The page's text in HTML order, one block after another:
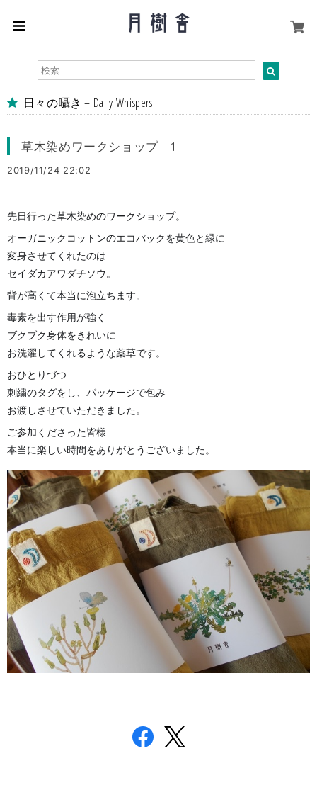
日々の囁き – Daily Whispers
草木染めワークショップ 1
2019/11/24 22:02
先日行った草木染めのワークショップ。
オーガニックコットンのエコバックを黄色と緑に
変身させてくれたのは
セイダカアワダチソウ。
背が高くて本当に泡立ちます。
毒素を出す作用が強く
ブクブク身体をきれいに
お洗濯してくれるような薬草です。
おひとりづつ
刺繍のタグをし、パッケージで包み
お渡しさせていただきました。
ご参加くださった皆様
本当に楽しい時間をありがとうございました。